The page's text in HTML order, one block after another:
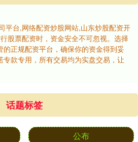
平台,网络配资炒股网站,山东炒股配资开
股票配资时，资金安全不可忽视。选择
正规配资平台，确保你的资金得到妥
款专用，所有交易均为实盘交易，让
话题标签
公布